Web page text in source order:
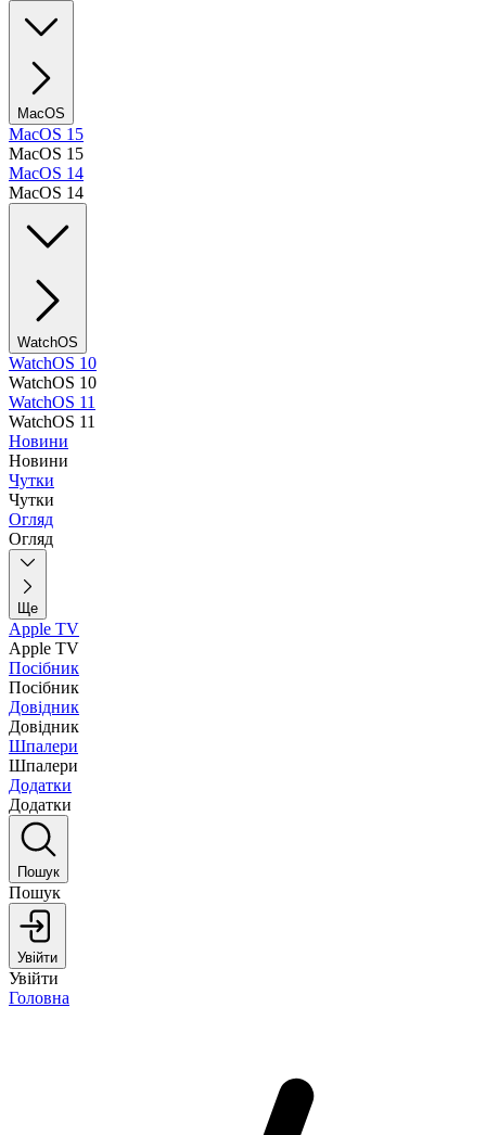
MacOS
MacOS 15
MacOS 15
MacOS 14
MacOS 14
WatchOS
WatchOS 10
WatchOS 10
WatchOS 11
WatchOS 11
Новини
Новини
Чутки
Чутки
Огляд
Огляд
Ще
Apple TV
Apple TV
Посібник
Посібник
Довідник
Довідник
Шпалери
Шпалери
Додатки
Додатки
Пошук
Пошук
Увійти
Увійти
Головна